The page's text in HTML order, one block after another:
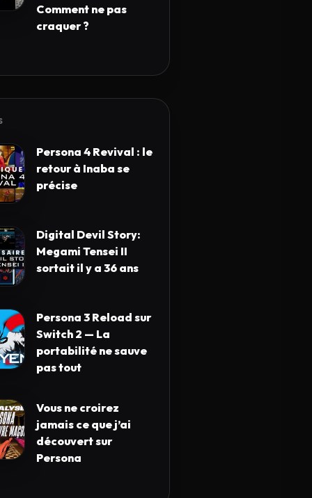
Comment ne pas
craquer ?
Persona 4 Revival : le
retour à Inaba se
précise
Digital Devil Story:
Megami Tensei II
sortait il y a 36 ans
Persona 3 Reload sur
Switch 2 — La
portabilité ne sauve
pas tout
Vous ne croirez
jamais ce que j’ai
découvert sur
Persona